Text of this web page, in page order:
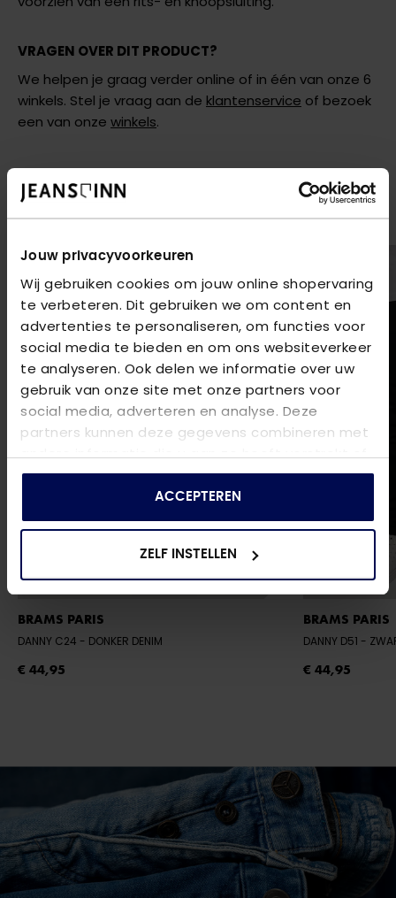
Jouw privacyvoorkeuren
Wij gebruiken cookies om jouw online shopervaring
te verbeteren. Dit gebruiken we om content en
advertenties te personaliseren, om functies voor
social media te bieden en om ons websiteverkeer
te analyseren. Ook delen we informatie over uw
gebruik van onze site met onze partners voor
social media, adverteren en analyse. Deze
partners kunnen deze gegevens combineren met
andere informatie die u aan ze heeft verstrekt of
die ze hebben verzameld op basis van uw gebruik
ACCEPTEREN
ZELF INSTELLEN
VRAGEN OVER DIT PRODUCT?
We helpen je graag verder online of in één van onze 6
winkels. Stel je vraag aan de klantenservice of bezoek
een van onze winkels.
AANBEVOLEN VOOR JOU
2voor €80
BRAMS PARIS
DANNY C24 - DONKER DENIM
€ 44,95
BRAMS PARIS
DANNY D51 -
€ 44,95